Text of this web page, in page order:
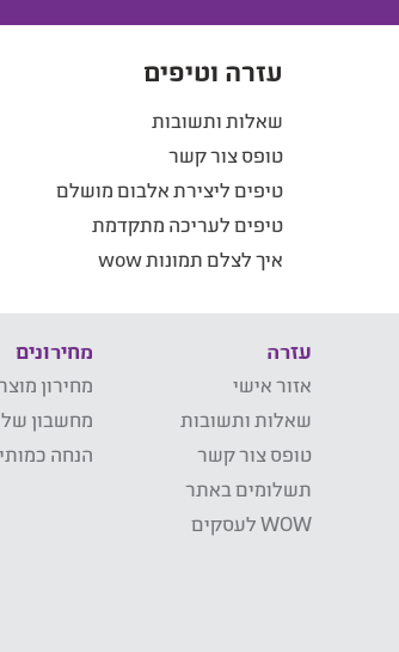
עזרה וטיפים
שאלות ותשובות
טופס צור קשר
טיפים ליצירת אלבום מושלם
טיפים לעריכה מתקדמת
איך לצלם תמונות wow
עזרה
אזור אישי
שאלות ותשובות
טופס צור קשר
תשלומים באתר
WOW לעסקים
מחירונים
מחירון
מחשבון
הנחה